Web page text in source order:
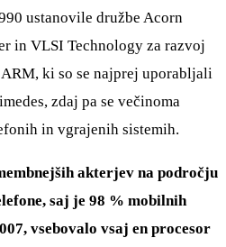
ustanovile družbe Acorn
in VLSI Technology za razvoj
ki so se najprej uporabljali
zdaj pa se večinoma
in vgrajenih sistemih.
akterjev na področju
saj je 98 % mobilnih
vsebovalo vsaj en procesor